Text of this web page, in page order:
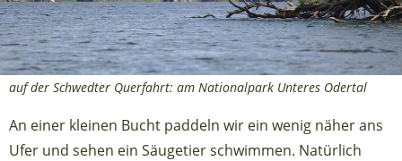
auf der Schwedter Querfahrt: am Nationalpark Unteres Odertal
An einer kleinen Bucht paddeln wir ein wenig näher ans
Ufer und sehen ein Säugetier schwimmen. Natürlich